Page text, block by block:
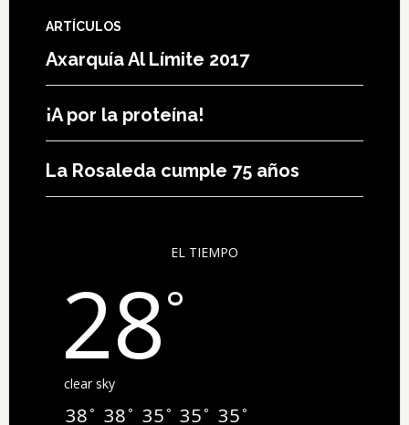
ARTÍCULOS
Axarquía Al Límite 2017
¡A por la proteína!
La Rosaleda cumple 75 años
EL TIEMPO
28°
clear sky
38 ° 38 ° 35 ° 35 ° 35 °